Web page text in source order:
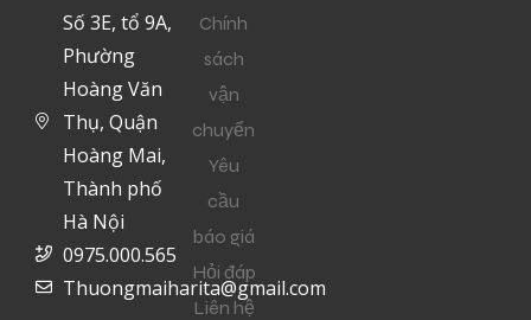
Số 3E, tổ 9A,
Phường
Hoàng Văn
Thụ, Quận
Hoàng Mai,
Thành phố
Hà Nội
0975.000.565
Thuongmaiharita@gmail.com
Chính
sách
vận
chuyển
Yêu
cầu
báo giá
Hỏi đáp
Liên hệ